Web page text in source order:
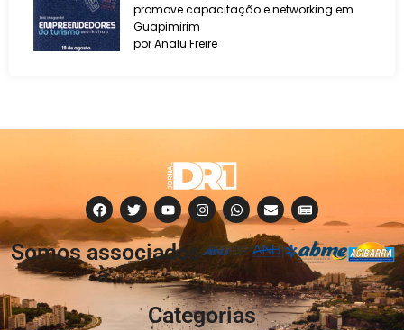
promove capacitação e networking em
Guapimirim
por Analu Freire
Somos associados
à:
Categorias